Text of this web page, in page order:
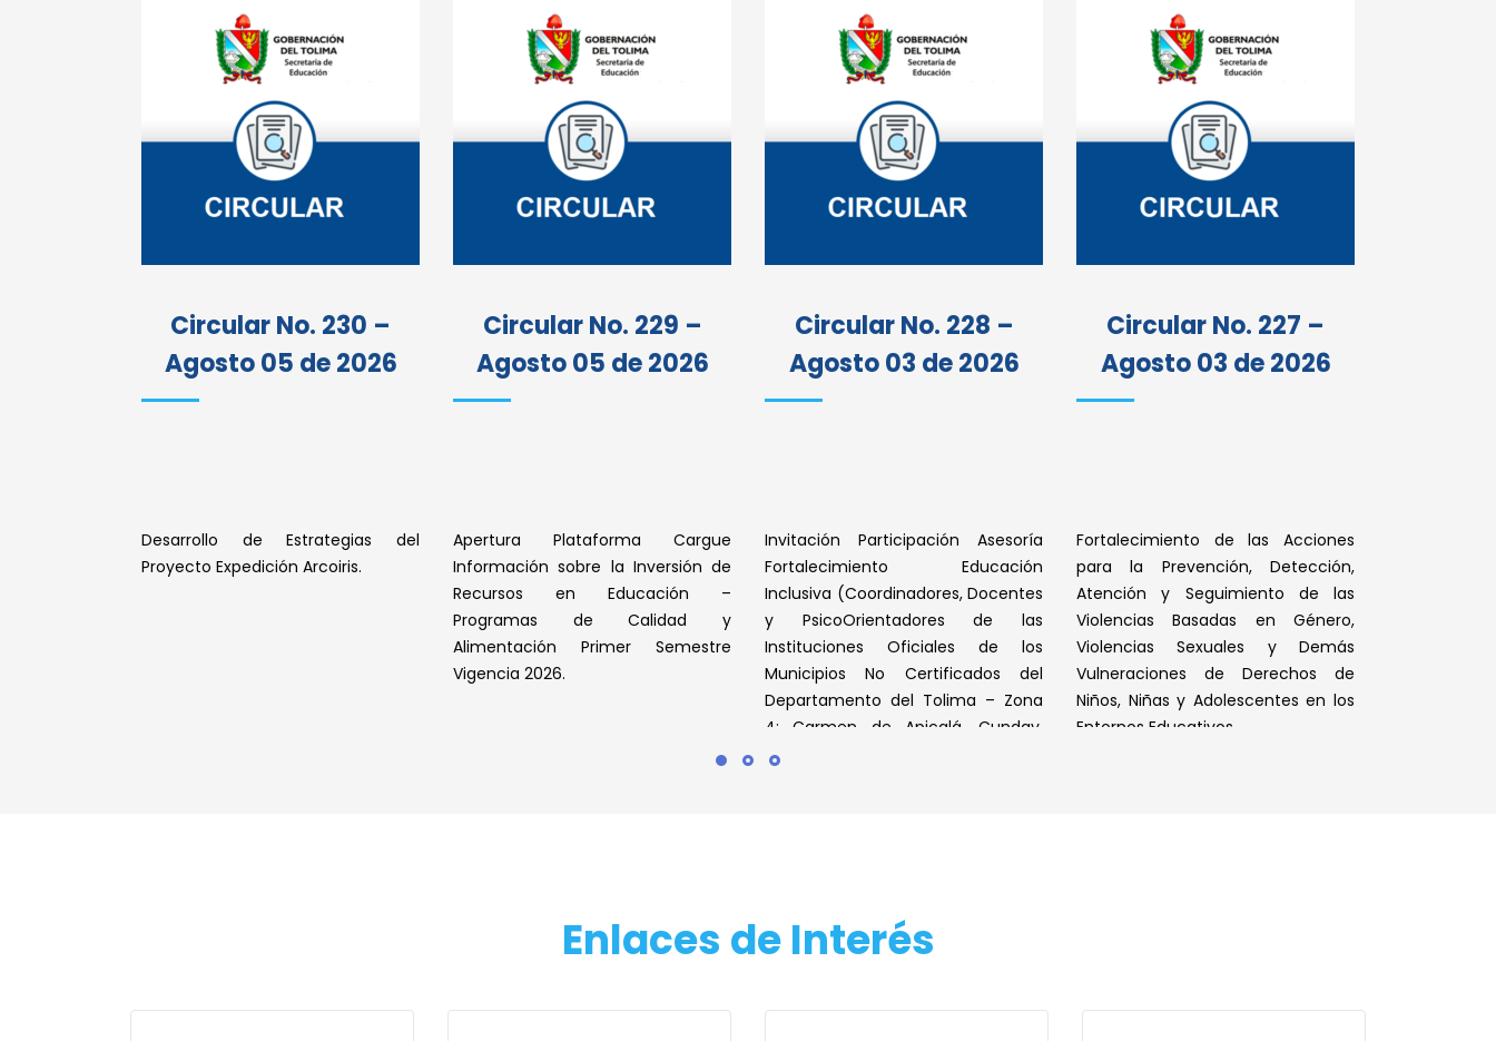
Circular No. 230 –
Agosto 05 de 2026
Desarrollo de Estrategias del
Proyecto Expedición Arcoiris.
Circular No. 229 –
Agosto 05 de 2026
Apertura Plataforma Cargue
Información sobre la Inversión de
Recursos en Educación –
Programas de Calidad y
Alimentación Primer Semestre
Vigencia 2026.
Circular No. 228 –
Agosto 03 de 2026
Invitación Participación Asesoría
Fortalecimiento Educación
Inclusiva (Coordinadores, Docentes
y PsicoOrientadores de las
Instituciones Oficiales de los
Municipios No Certificados del
Departamento del Tolima – Zona
4: Carmen de Apicalá, Cunday,
Icononzo, Melgar y Villarica).
Circular No. 227 –
Agosto 03 de 2026
Fortalecimiento de las Acciones
para la Prevención, Detección,
Atención y Seguimiento de las
Violencias Basadas en Género,
Violencias Sexuales y Demás
Vulneraciones de Derechos de
Niños, Niñas y Adolescentes en los
Entornos Educativos.
Enlaces de Interés